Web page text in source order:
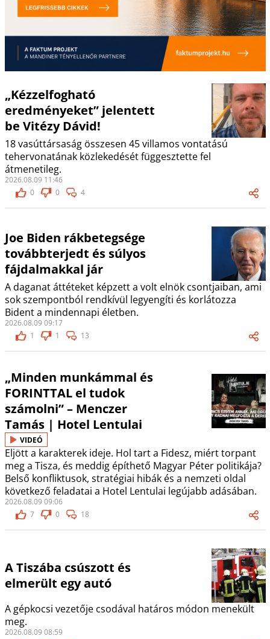
„Kézzelfogható
eredményeket” jelentett
be Vitézy Dávid!
18 vasúttársaság összesen 45 villamos vontatású
tehervonatának közlekedését függesztette fel
átmenetileg.
2026.08.09 11:46
0
0 4
Joe Biden rákbetegsége
továbbterjedt és súlyos
fájdalmakkal jár
A daganat áttéteket képzett a volt elnök csontjaiban, ami
sok szempontból rendkívül legyengíti és korlátozza
Bident a mindennapi életben.
2026.08.09 09:17
1
1 13
„Minden munkámmal és
FORINTTAL el tudok
számolni” – Menczer
Tamás | Hotel Lentulai
VIDEÓ
Eljött a karakterek ideje. Hol tart a Fidesz, miért torpant
meg a Tisza, és meddig építhető Magyar Péter politikája?
Belső konfliktusok, stratégiai hibák és a nemzeti oldal
következő feladatai a Hotel Lentulai legújabb adásában.
2026.08.09 09:06
7
0 18
A Tiszába csúszott és
elmerült egy autó
A gépkocsi vezetője csodával határos módon menekült
meg.
2026.08.09 08:59